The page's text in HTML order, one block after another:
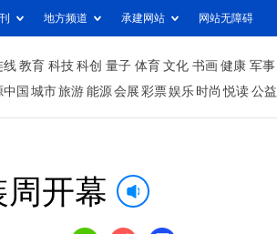
地方频道 承建网站 网站无障碍
线 教育 科技 科创 量子 体育 文化 书画 健康 军事
中国 城市旅游 能源 会展 彩票娱乐 时尚 悦读 公益
开幕